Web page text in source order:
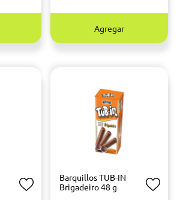
Agregar
Barquillos TUB-IN
Brigadeiro 48 g